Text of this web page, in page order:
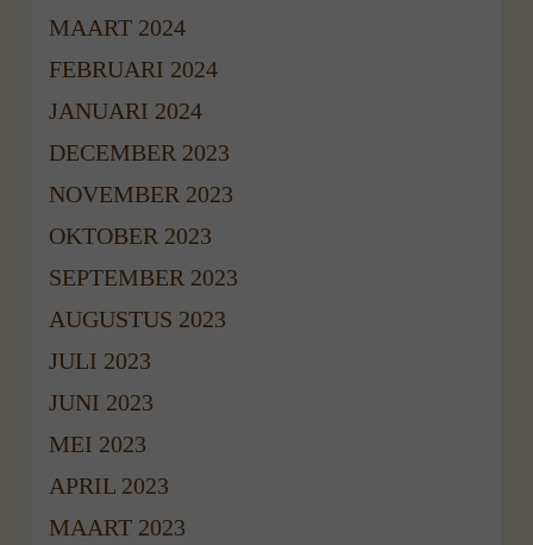
MAART 2024
FEBRUARI 2024
JANUARI 2024
DECEMBER 2023
NOVEMBER 2023
OKTOBER 2023
SEPTEMBER 2023
AUGUSTUS 2023
JULI 2023
JUNI 2023
MEI 2023
APRIL 2023
MAART 2023